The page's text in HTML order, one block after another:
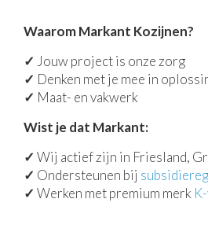
Waarom Markant Kozijnen?
✓ Jouw project is onze zorg
✓ Denken met je mee in
✓ Maat- en vakwerk
Wist je dat Markant:
✓ Wij actief zijn in Friesland,
✓ Ondersteunen bij
✓ Werken met premium merk